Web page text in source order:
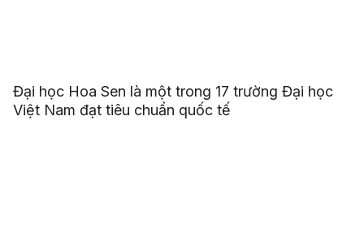
Đại học Hoa Sen là một trong 17 trường Đại học
Việt Nam đạt tiêu chuẩn quốc tế